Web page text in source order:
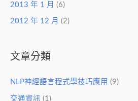
2013 年 1 月 (6)
2012 年 12 月 (2)
文章分類
NLP神經語言程式學技巧應用 (9)
交通資訊 (1)